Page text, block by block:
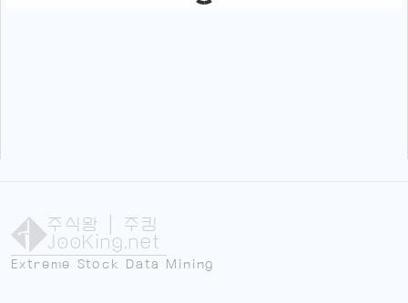
주식왕 | 주킹
JooKing.net
Extreme Stock Data Mining